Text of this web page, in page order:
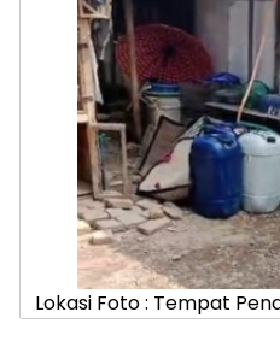
Lokasi Foto : Tempat